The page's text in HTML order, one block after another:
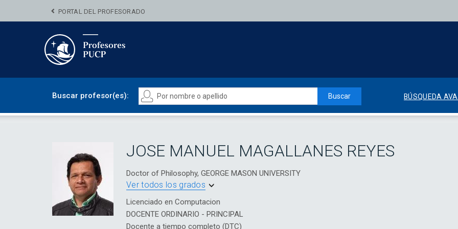
PORTAL DEL PROFESORADO
Buscar profesor(es): Buscar BÚSQUEDA
JOSE MANUEL MAGALLANES REYES
Doctor of Philosophy, GEORGE MASON UNIVERSITY
Ver todos los grados
Licenciado en Computacion
DOCENTE ORDINARIO - PRINCIPAL
Docente a tiempo completo (DTC)